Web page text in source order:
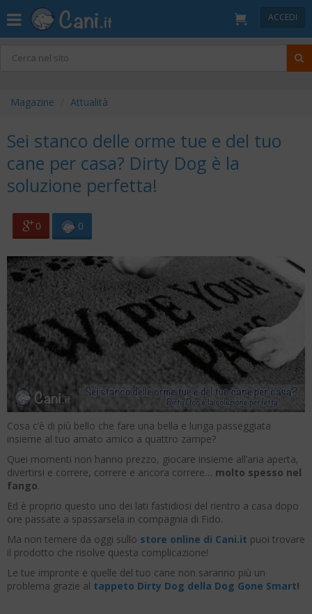
ACCEDI
Magazine Attualità
Sei stanco delle orme tue e del tuo
cane per casa? Dirty Dog è la
soluzione perfetta!
0 0
Cosa c’è di più bello che fare una bella e lunga passeggiata
insieme al tuo amato amico a quattro zampe?
Quei momenti non hanno prezzo, giocare insieme all’aria aperta,
divertirsi e correre, correre e ancora correre… molto spesso nel
fango.
Ed è proprio questo uno dei lati fastidiosi del rientro a casa dopo
ore passate a spassarsela in compagnia di Fido.
Ma non temere da oggi sullo store online di Cani.it puoi trovare
il prodotto che risolve questa complicazione!
Le tue impronte e quelle del tuo cane non saranno più un
problema grazie al tappeto Dirty Dog della Dog Gone Smart!